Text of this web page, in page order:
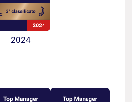
2024